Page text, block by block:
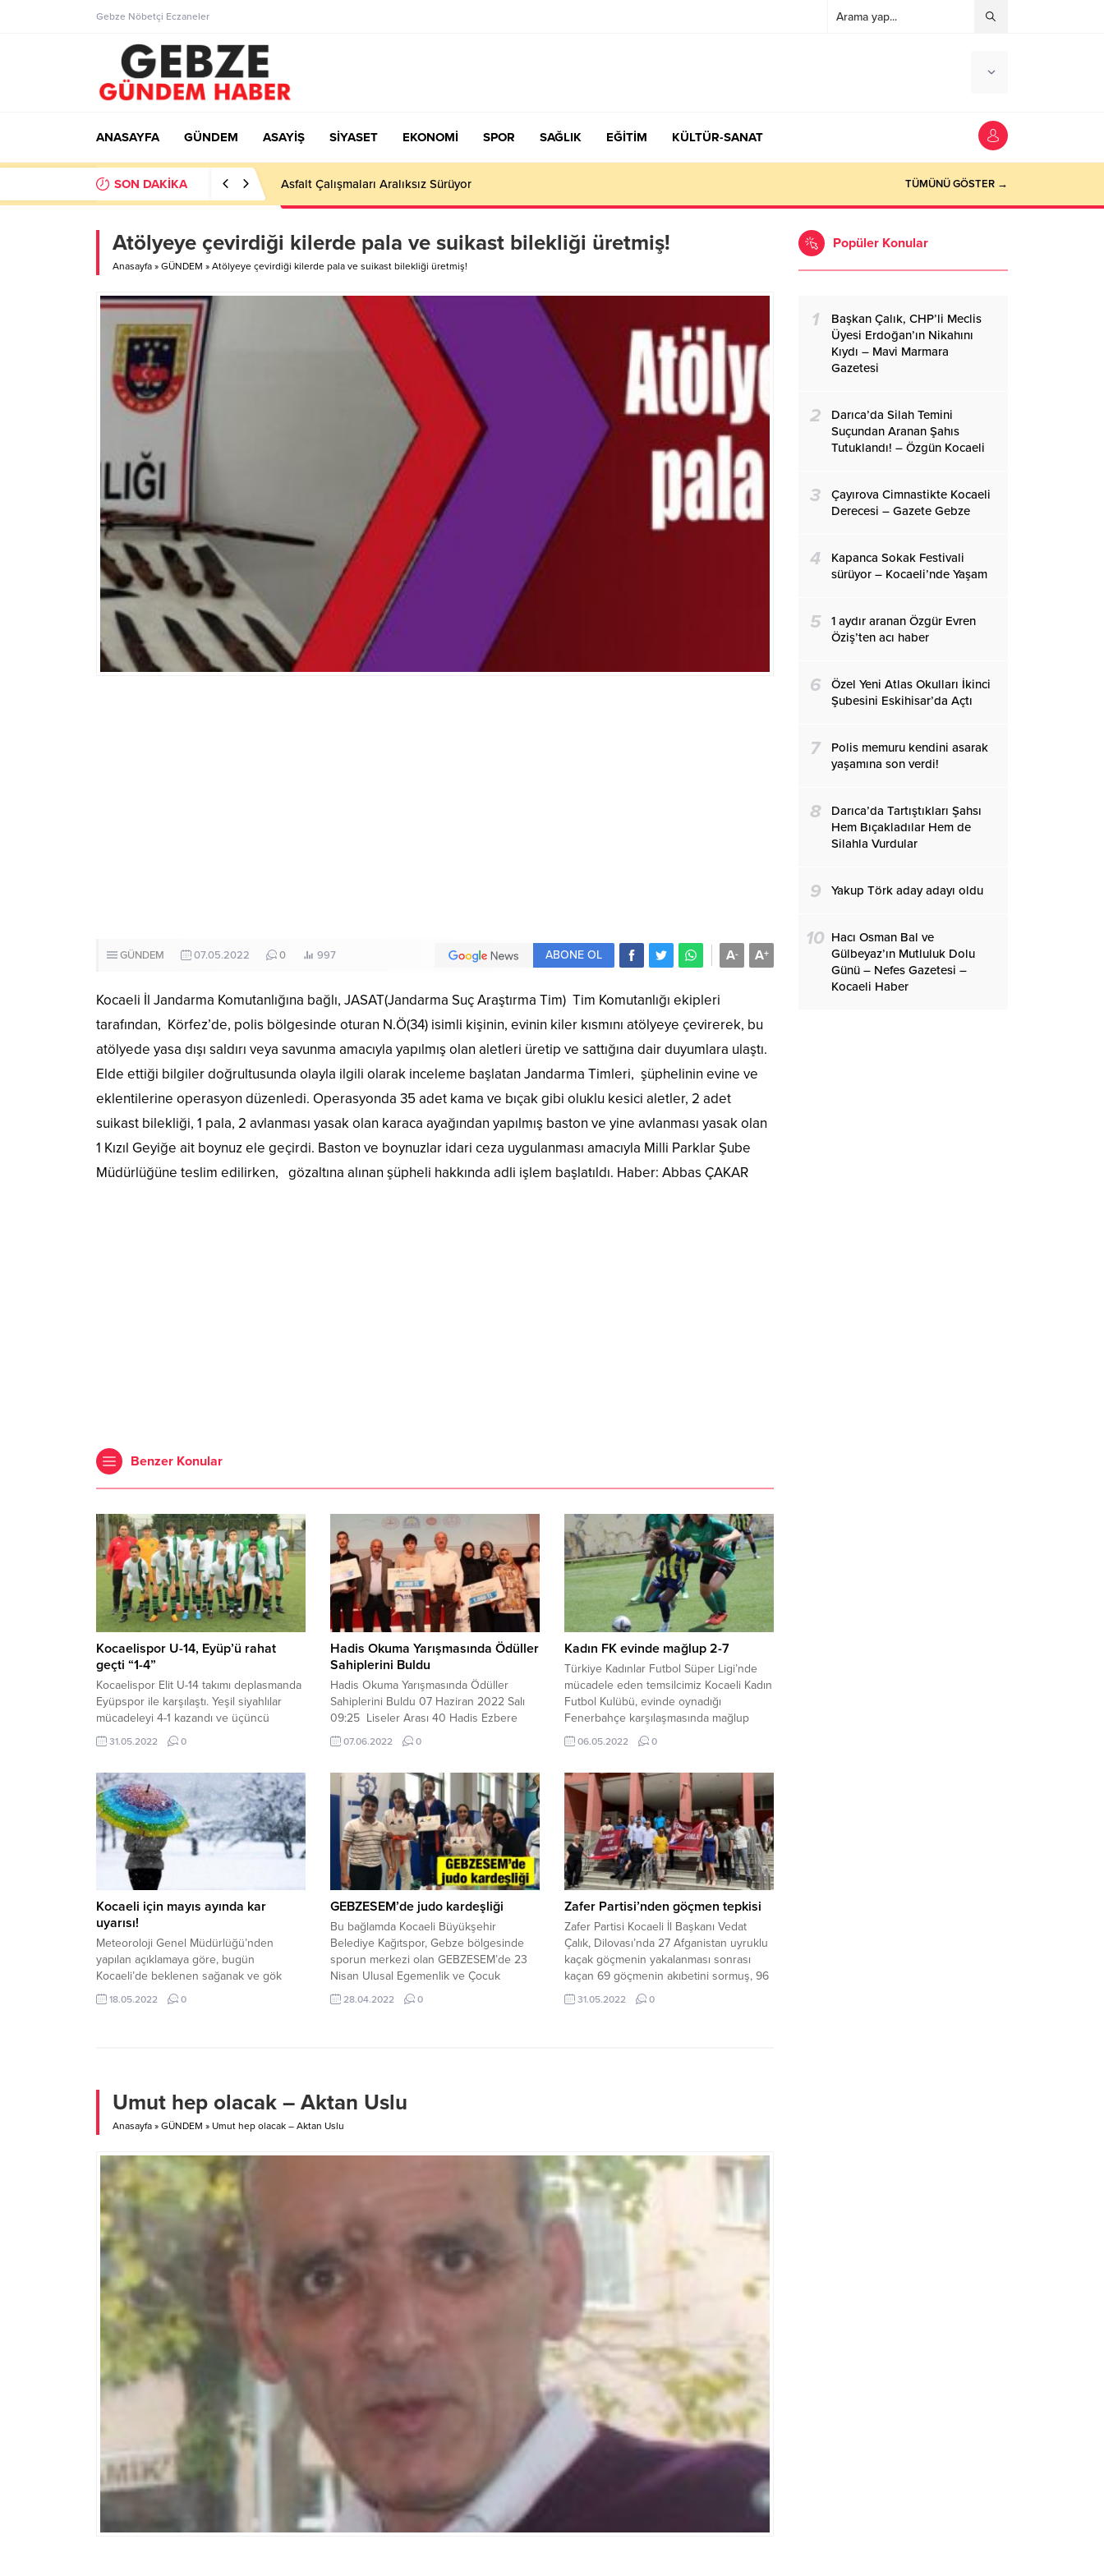
Gebze Nöbetçi Eczaneler
ANASAYFA GÜNDEM ASAYİŞ SİYASET EKONOMİ SPOR SAĞLIK EĞİTİM KÜLTÜR-SANAT
SON DAKİKA Ortaöğretime Geçiş Tercih ve Yerleştirme Kılavuzu yayımlandı – Nefes Gazetesi – Kocaeli Haber TÜMÜNÜ GÖSTER →
Atölyeye çevirdiği kilerde pala ve suikast bilekliği üretmiş!
Anasayfa » GÜNDEM » Atölyeye çevirdiği kilerde pala ve suikast bilekliği üretmiş!
GÜNDEM 07.05.2022 0 997 A+
A-
ABONE OL
Kocaeli İl Jandarma Komutanlığına bağlı, JASAT(Jandarma Suç Araştırma Tim) Tim Komutanlığı ekipleri
tarafından, Körfez’de, polis bölgesinde oturan N.Ö(34) isimli kişinin, evinin kiler kısmını atölyeye çevirerek, bu
atölyede yasa dışı saldırı veya savunma amacıyla yapılmış olan aletleri üretip ve sattığına dair duyumlara ulaştı.
Elde ettiği bilgiler doğrultusunda olayla ilgili olarak inceleme başlatan Jandarma Timleri, şüphelinin evine ve
eklentilerine operasyon düzenledi. Operasyonda 35 adet kama ve bıçak gibi oluklu kesici aletler, 2 adet
suikast bilekliği, 1 pala, 2 avlanması yasak olan karaca ayağından yapılmış baston ve yine avlanması yasak olan
1 Kızıl Geyiğe ait boynuz ele geçirdi. Baston ve boynuzlar idari ceza uygulanması amacıyla Milli Parklar Şube
Müdürlüğüne teslim edilirken, gözaltına alınan şüpheli hakkında adli işlem başlatıldı. Haber: Abbas ÇAKAR
Benzer Konular
Kocaelispor U-14, Eyüp’ü rahat
geçti “1-4”
Kocaelispor Elit U-14 takımı deplasmanda
Eyüpspor ile karşılaştı. Yeşil siyahlılar
mücadeleyi 4-1 kazandı ve üçüncü
zaferine imza attı. İlk yarıyı 2-0 önde
tamamlayan Kocaelispor’da 3 puanı
Kocaelispor’dan transfer edilen Ensar
Çapoğlu atarken diğer goller
Kullarspor’dan gelen Ahmet Tuna Sak ve
Arslanbey Gençlerbirliği’nden Amed
Tangüler’den geldi. Ensar’ın...
31.05.2022 0
Hadis Okuma Yarışmasında Ödüller
Sahiplerini Buldu
Hadis Okuma Yarışmasında Ödüller
Sahiplerini Buldu 07 Haziran 2022 Salı
09:25 Liseler Arası 40 Hadis Ezbere
Okuma Yarışması’nda dereceye giren
öğrenciler belli oldu. Gebze Kültür
Gebze Belediye Başkanı Zinnur
Büyükgöz, İlçe Milli Eğitim Müdürü Şener
Doğan, okul müdürleri, belediye başkan
yardımcıları, öğretmenler ve öğrenciler
katıldı. İlçe...
07.06.2022 0
Kadın FK evinde mağlup 2-7
Türkiye Kadınlar Futbol Süper Ligi’nde
mücadele eden temsilcimiz Kocaeli Kadın
Futbol Kulübü, evinde oynadığı
Fenerbahçe karşılaşmasında mağlup
taraf oldu. İl yarısı 5-0 Fenerbahçe
üstünlüğü ile biten karşılaşma 7-2
Fenerbahçe Kadın Takımı aldığı galibiyet
ile liderliğini sürdürürken, temsilcimiz
Kocaeli Kadın Futbol Kulübü ise 11.
Sıradaki yerinde...
06.05.2022 0
Kocaeli için mayıs ayında kar
uyarısı!
Meteoroloji Genel Müdürlüğü’nden
yapılan açıklamaya göre, bugün
Kocaeli’de beklenen sağanak ve gök
gürültülü sağanağın öğleden sonra ve
akşam saatlerinden itibaren kuvvetli
yağışı, kuvvetli rüzgâr, fırtına ile ulaşımda
aksamalar gibi olumsuzluklara...
18.05.2022 0
GEBZESEM’de judo kardeşliği
Bu bağlamda Kocaeli Büyükşehir
Belediye Kağıtspor, Gebze bölgesinde
sporun merkezi olan GEBZESEM’de 23
Nisan Ulusal Egemenlik ve Çocuk
Bayramı dolayısıyla judo turnuvası ve
ortak çalışma kampı düzenledi. Minikler,
28.04.2022 0
Zafer Partisi’nden göçmen tepkisi
Zafer Partisi Kocaeli İl Başkanı Vedat
Çalık, Dilovası’nda 27 Afganistan uyruklu
kaçak göçmenin yakalanması sonrası
kaçan 69 göçmenin akıbetini sormuş, 96
Afganlıyı taşıyan tır şoförü, araç sahibi ve
aracın bağlı olduğu şirket hakkında suç
31.05.2022 0
Umut hep olacak – Aktan Uslu
Anasayfa » GÜNDEM » Umut hep olacak – Aktan Uslu
Popüler Konular
1
Başkan Çalık, CHP’li Meclis
Üyesi Erdoğan’ın Nikahını
Kıydı – Mavi Marmara
Gazetesi
2
Darıca’da Silah Temini
Suçundan Aranan Şahıs
Tutuklandı! – Özgün Kocaeli
3
Çayırova Cimnastikte Kocaeli
Derecesi – Gazete Gebze
4
Kapanca Sokak Festivali
sürüyor – Kocaeli’nde Yaşam
5
1 aydır aranan Özgür Evren
Öziş’ten acı haber
6
Özel Yeni Atlas Okulları İkinci
Şubesini Eskihisar’da Açtı
7
Polis memuru kendini asarak
yaşamına son verdi!
8
Darıca’da Tartıştıkları Şahsı
Hem Bıçakladılar Hem de
Silahla Vurdular
9 Yakup Törk aday adayı oldu
10 Hacı Osman Bal ve
Gülbeyaz’ın Mutluluk Dolu
Günü – Nefes Gazetesi –
Kocaeli Haber